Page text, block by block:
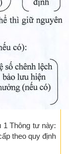
1 Thông tư này:
theo quy định